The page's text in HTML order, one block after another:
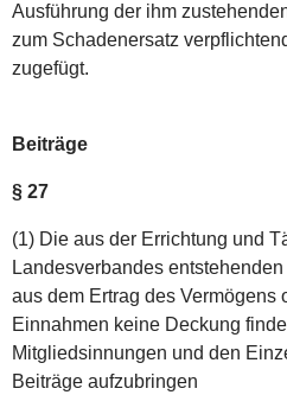
Ausführung der ihm
zum Schadenersatz
zugefügt.
Beiträge
§ 27
(1) Die aus der Errichtung und
Landesverbandes
aus dem Ertrag des Vermögens
Einnahmen keine Deckung
Mitgliedsinnungen und den
Beiträge aufzubringen